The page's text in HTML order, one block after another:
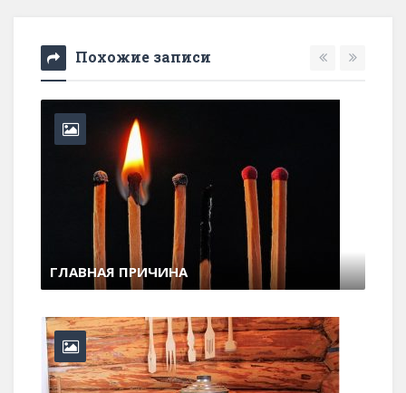
Похожие записи
ГЛАВНАЯ ПРИЧИНА